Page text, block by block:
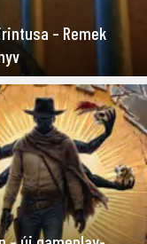
– Remek